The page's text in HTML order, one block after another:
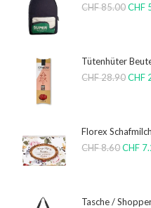
CHF85.00 CHF
Tütenhüter
CHF28.90 CHF
Florex
CHF8.60 CHF
Tasche /